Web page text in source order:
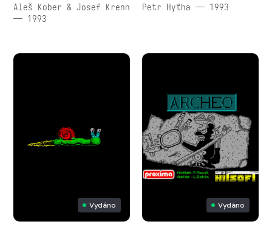
Aleš Kober & Josef Krenn
— 1993
Petr Hyťha — 1993
Vydáno Vydáno